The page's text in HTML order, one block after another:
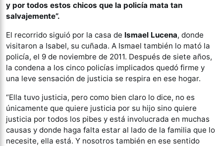
y por todos estos chicos que la policía mata tan
salvajemente”.
El recorrido siguió por la casa de Ismael Lucena, donde
visitaron a Isabel, su cuñada. A Ismael también lo mató la
policía, el 9 de noviembre de 2011. Después de siete años,
la condena a los cinco policías implicados quedó firme y
una leve sensación de justicia se respira en ese hogar.
“Ella tuvo justicia, pero como bien claro lo dice, no es
únicamente que quiere justicia por su hijo sino quiere
justicia por todos los pibes y está involucrada en muchas
causas y donde haga falta estar al lado de la familia que lo
necesite, ella está. Y nosotros también en ese sentido